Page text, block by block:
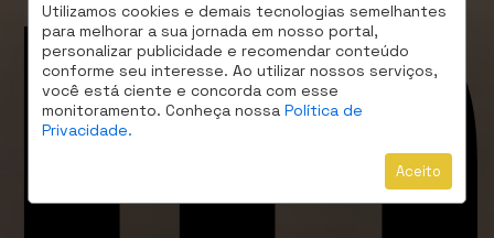
Utilizamos cookies e demais tecnologias semelhantes
para melhorar a sua jornada em nosso portal,
personalizar publicidade e recomendar conteúdo
conforme seu interesse. Ao utilizar nossos serviços,
você está ciente e concorda com esse
monitoramento. Conheça nossa Política de
Privacidade.
Aceito